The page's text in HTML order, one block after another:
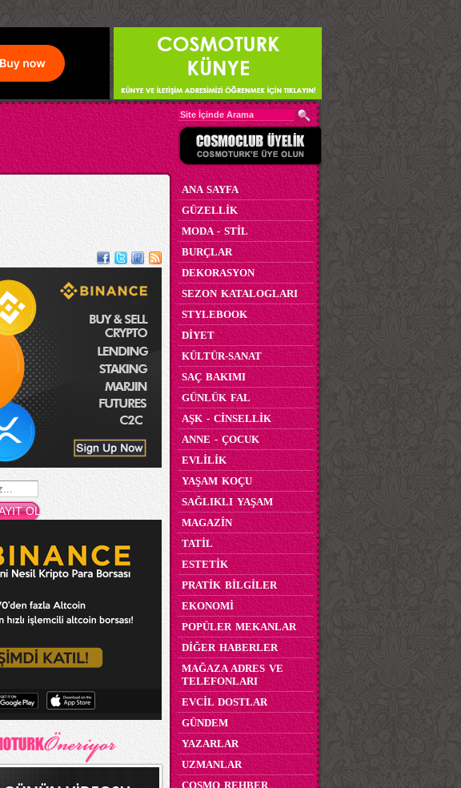
ANA SAYFA
GÜZELLİK
MODA - STİL
BURÇLAR
DEKORASYON
SEZON KATALOGLARI
STYLEBOOK
DİYET
KÜLTÜR-SANAT
SAÇ BAKIMI
GÜNLÜK FAL
AŞK - CİNSELLİK
ANNE - ÇOCUK
EVLİLİK
YAŞAM KOÇU
SAĞLIKLI YAŞAM
MAGAZİN
TATİL
ESTETİK
PRATİK BİLGİLER
EKONOMİ
POPÜLER MEKANLAR
DİĞER HABERLER
MAĞAZA ADRES VE
TELEFONLARI
EVCİL DOSTLAR
GÜNDEM
YAZARLAR
UZMANLAR
COSMO REHBER